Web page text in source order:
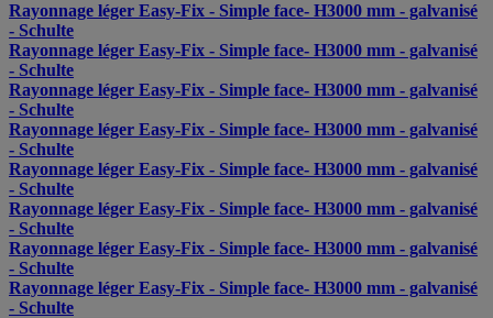
Rayonnage léger Easy-Fix - Simple face- H3000 mm - galvanisé
- Schulte
Rayonnage léger Easy-Fix - Simple face- H3000 mm - galvanisé
- Schulte
Rayonnage léger Easy-Fix - Simple face- H3000 mm - galvanisé
- Schulte
Rayonnage léger Easy-Fix - Simple face- H3000 mm - galvanisé
- Schulte
Rayonnage léger Easy-Fix - Simple face- H3000 mm - galvanisé
- Schulte
Rayonnage léger Easy-Fix - Simple face- H3000 mm - galvanisé
- Schulte
Rayonnage léger Easy-Fix - Simple face- H3000 mm - galvanisé
- Schulte
Rayonnage léger Easy-Fix - Simple face- H3000 mm - galvanisé
- Schulte